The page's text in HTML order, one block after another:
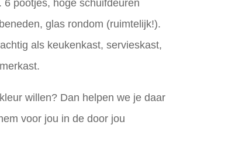
pootjes, hoge schuifdeuren
glas rondom (ruimtelijk!).
als keukenkast, servieskast,
willen? Dan helpen we je daar
voor jou in de door jou